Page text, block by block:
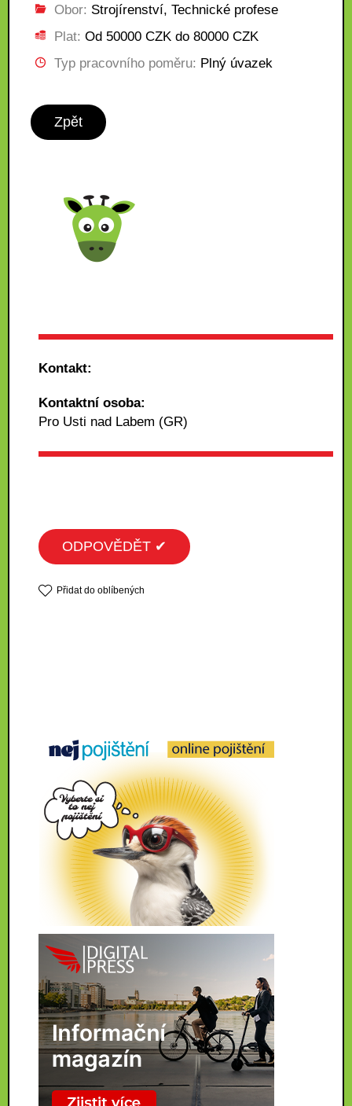
Obor: Strojírenství, Technické profese
Plat: Od 50000 CZK do 80000 CZK
Typ pracovního poměru: Plný úvazek
Zpět
Kontakt:
Kontaktní osoba:
Pro Usti nad Labem (GR)
ODPOVĚDĚT ✔
Přidat do oblíbených